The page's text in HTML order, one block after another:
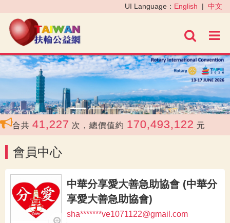
進階
UI Language： English | 中文
‹ ›
共 41,227 次，總價值約 170,493,122 元
會員中心
中華分享愛大善急助協會 (中華分
享愛大善急助協會)
sha*******ve1071122@gmail.com